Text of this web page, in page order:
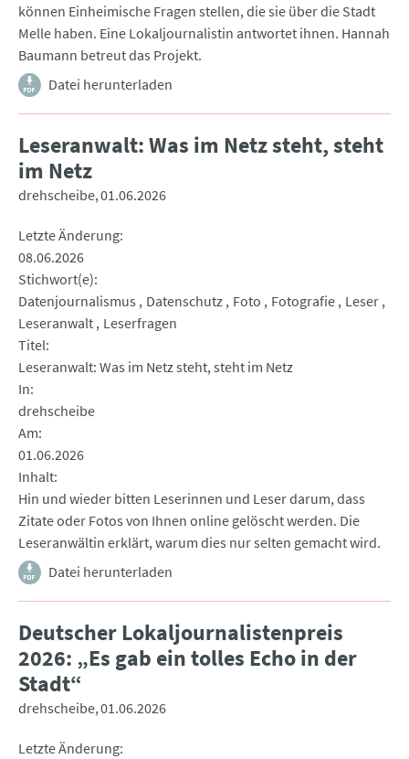
können Einheimische Fragen stellen, die sie über die Stadt
Melle haben. Eine Lokaljournalistin antwortet ihnen. Hannah
Baumann betreut das Projekt.
Datei herunterladen
Leseranwalt: Was im Netz steht, steht
im Netz
drehscheibe 01.06.2026
Letzte Änderung
08.06.2026
Stichwort(e)
Datenjournalismus
Datenschutz Foto Fotografie Leser
Leseranwalt Leserfragen
Titel
Leseranwalt: Was im Netz steht, steht im Netz
In
drehscheibe
Am
01.06.2026
Inhalt
Hin und wieder bitten Leserinnen und Leser darum, dass
Zitate oder Fotos von Ihnen online gelöscht werden. Die
Leseranwältin erklärt, warum dies nur selten gemacht wird.
Datei herunterladen
Deutscher Lokaljournalistenpreis
2026: „Es gab ein tolles Echo in der
Stadt“
drehscheibe 01.06.2026
Letzte Änderung